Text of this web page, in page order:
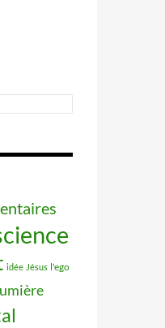
idée Jésus l'ego